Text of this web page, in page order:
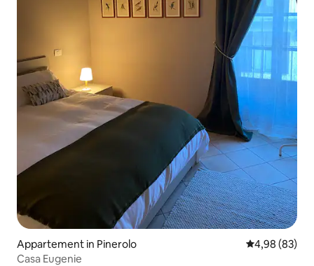
Appartement in Pinerolo Gemiddelde
4,98 (83)
Casa Eugenie